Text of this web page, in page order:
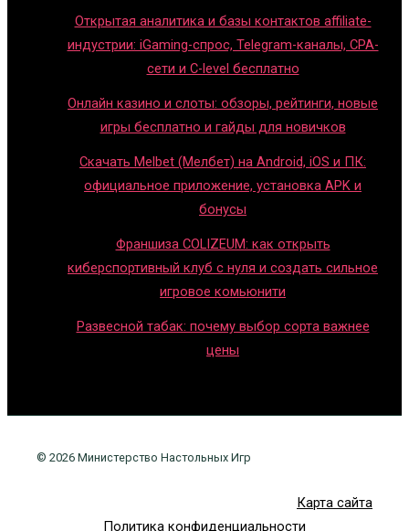
Открытая аналитика и базы контактов affiliate-
индустрии: iGaming-спрос, Telegram-каналы, CPA-
сети и C-level бесплатно
Онлайн казино и слоты: обзоры, рейтинги, новые
игры бесплатно и гайды для новичков
Скачать Melbet (Мелбет) на Android, iOS и ПК:
официальное приложение, установка APK и
бонусы
Франшиза COLIZEUM: как открыть
киберспортивный клуб с нуля и создать сильное
игровое комьюнити
Развесной табак: почему выбор сорта важнее
цены
© 2026 Министерство Настольных Игр
Карта сайта
Политика конфиденциальности